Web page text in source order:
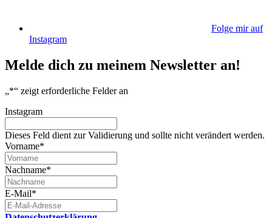
Folge mir auf
Instagram
Melde dich zu meinem Newsletter an!
„*“ zeigt erforderliche Felder an
Instagram
Dieses Feld dient zur Validierung und sollte nicht verändert werden.
Vorname*
Nachname*
E-Mail*